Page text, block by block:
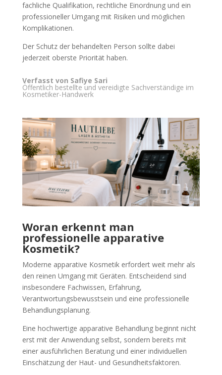
fachliche Qualifikation, rechtliche Einordnung und ein
professioneller Umgang mit Risiken und möglichen
Komplikationen.
Der Schutz der behandelten Person sollte dabei
jederzeit oberste Priorität haben.
Verfasst von Safiye Sari
Öffentlich bestellte und vereidigte Sachverständige im
Kosmetiker-Handwerk
Woran erkennt man
professionelle apparative
Kosmetik?
Moderne apparative Kosmetik erfordert weit mehr als
den reinen Umgang mit Geräten. Entscheidend sind
insbesondere Fachwissen, Erfahrung,
Verantwortungsbewusstsein und eine professionelle
Behandlungsplanung.
Eine hochwertige apparative Behandlung beginnt nicht
erst mit der Anwendung selbst, sondern bereits mit
einer ausführlichen Beratung und einer individuellen
Einschätzung der Haut- und Gesundheitsfaktoren.